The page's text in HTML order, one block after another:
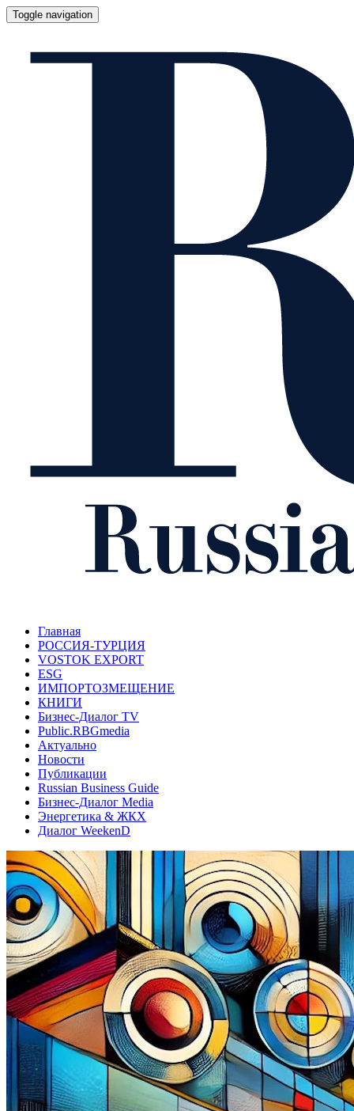
Toggle navigation
Главная
РОССИЯ-ТУРЦИЯ
VOSTOK EXPORT
ESG
ИМПОРТОЗМЕЩЕНИЕ
КНИГИ
Бизнес-Диалог TV
Public.RBGmedia
Актуально
Новости
Публикации
Russian Business Guide
Бизнес-Диалог Media
Энергетика & ЖКХ
Диалог WeekenD